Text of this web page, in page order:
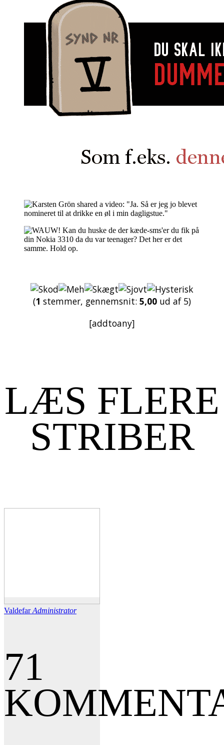
(1 stemmer, gennemsnit: 5,00 ud af 5)
[addtoany]
LÆS FLERE
STRIBER
Valdefar Administrator
71